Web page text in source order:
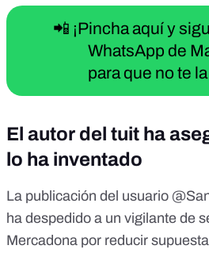
📲 ¡Pincha aquí y
WhatsApp de
para que no te
El autor del tuit ha
lo ha inventado
La publicación del usuario
ha despedido a un vigilante de
Mercadona por reducir